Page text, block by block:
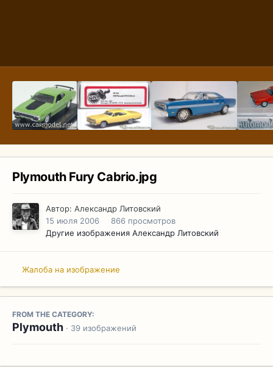
Plymouth Fury Cabrio.jpg
Автор: Александр Литовский
15 июля 2006
866 просмотров
Другие изображения Александр Литовский
Жалоба на изображение
FROM THE CATEGORY:
Plymouth · 39 изображений